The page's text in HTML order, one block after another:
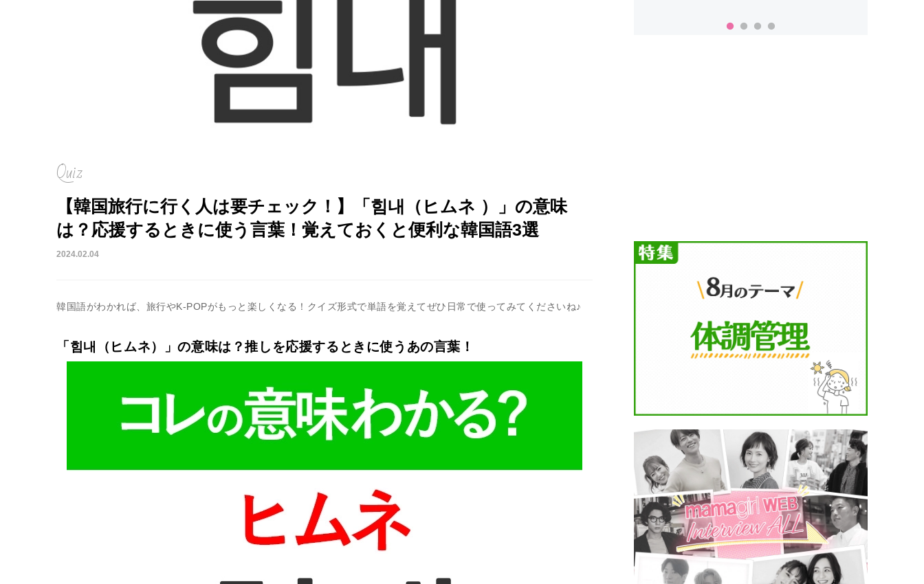
Quiz
【韓国旅行に行く人は要チェック！】「힘내（ヒムネ ）」の意味
は？応援するときに使う言葉！覚えておくと便利な韓国語3選
2024.02.04
韓国語がわかれば、旅行やK-POPがもっと楽しくなる！クイズ形式で単語を覚えてぜひ日常で使ってみてくださいね♪
「힘내（ヒムネ）」の意味は？推しを応援するときに使うあの言葉！